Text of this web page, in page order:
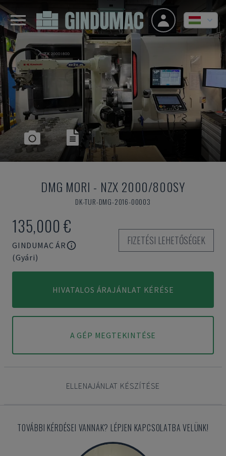
DMG MORI - NZX 2000/800SY
DK-TUR-DMG-2016-00003
135,000 €
GINDUMAC ÁR
(Gyári)
FIZETÉSI LEHETŐSÉGEK
HIVATALOS ÁRAJÁNLAT KÉRÉSE
A GÉP MEGTEKINTÉSE
ELLENAJÁNLAT KÉSZÍTÉSE
TOVÁBBI KÉRDÉSEI VANNAK? LÉPJEN KAPCSOLATBA VELÜNK!